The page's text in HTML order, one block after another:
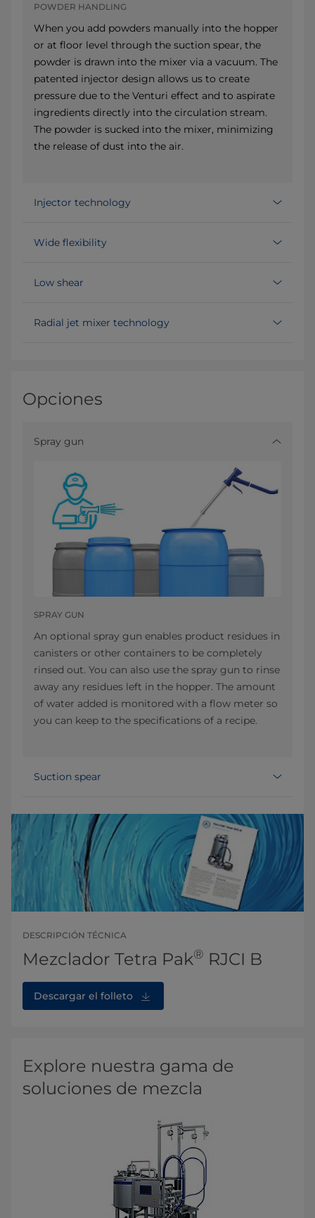
POWDER HANDLING
When you add powders manually into the hopper
or at floor level through the suction spear, the
powder is drawn into the mixer via a vacuum. The
patented injector design allows us to create
pressure due to the Venturi effect and to aspirate
ingredients directly into the circulation stream.
The powder is sucked into the mixer, minimizing
the release of dust into the air.
Injector technology
Wide flexibility
Low shear
Radial jet mixer technology
Opciones
Spray gun
SPRAY GUN
An optional spray gun enables product residues in
canisters or other containers to be completely
rinsed out. You can also use the spray gun to rinse
away any residues left in the hopper. The amount
of water added is monitored with a flow meter so
you can keep to the specifications of a recipe.
Suction spear
DESCRIPCIÓN TÉCNICA
Mezclador Tetra Pak® RJCI B
Descargar el folleto
Explore nuestra gama de
soluciones de mezcla